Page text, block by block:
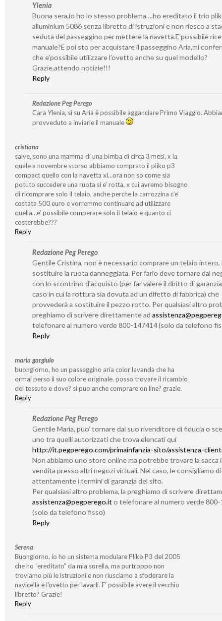
Ylenia
Buona sera,io ho lo stesso problema….ho ereditato il trio
alluminium 5086 senza libretto di istruzioni e non riesco a
seduta del passeggino per mettere la navetta.E’possibile
manuale?E poi sto per acquistare il passeggino Aria,mi
che e’possibile utilizzare l’ovetto anche su quel modello?
Grazie,attendo notizie!!!
Reply
Redazione Peg Perego
Cara Ylenia, sì su Aria è possibile agganciare Primo Viaggio.
provveduto a inviarle il manuale
cristiana
salve, sono una mamma di una bimba di circa 3 mesi, x la
quale a novembre scorso abbiamo comprato il pliko p3
compact quello con la navetta xl…ora non so come sia
potuto succedere una ruota si e’ rotta, x cui avremo bisogno
di ricomprare solo il telaio, anche perche la carrozzina c’e’
costata 500 euro e vorremmo continuare ad utilizzare
quella…e’ possibile comperare solo il telaio e quanto ci
costerebbe???
Reply
Redazione Peg Perego
Gentile Cristina, non è necessario comprare un telaio intero,
sostituire la ruota danneggiata. Per farlo deve tornare dal
con lo scontrino d’acquisto (per far valere il diritto di
caso in cui la rottura sia dovuta ad un difetto di fabbrica) che
provvederà a sostituire il pezzo rotto. Per qualsiasi altro
preghiamo di scrivere direttamente ad
telefonare al numero verde 800-147414 (solo da telefono
Reply
maria gargiulo
buongiorno, ho un passeggino aria color lavanda che ha
ormai perso il suo colore originale. posso trovare il ricambio
del tessuto e dove? si puo anche comprare on line? grazie.
Reply
Redazione Peg Perego
Gentile Maria, puo’ tornare dal suo rivenditore di fiducia o
uno tra quelli autorizzati che trova elencati qui
http://it.pegperego.com/primainfanzia-sito/assistenza-
Non abbiamo uno store online ma potrebbe trovare la sacca
vendita presso altri negozi virtuali. Nel caso, le consigliamo
attentamente i termini di garanzia del sito.
Per qualsiasi altro problema, la preghiamo di scrivere
assistenza@pegperego.ito telefonare al numero verde 800-
(solo da telefono fisso)
Reply
Serena
Buongiorno, io ho un sistema modulare Pliko P3 del 2005
che ho “ereditato” da mia sorella, ma purtroppo non
troviamo più le istruzioni e non riusciamo a sfoderare la
navicella e l’ovetto per lavarli. E’ possibile avere il vecchio
libretto? Grazie!
Reply